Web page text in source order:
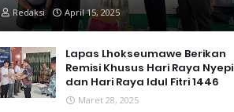
Redaksi April 15, 2025
Lapas Lhokseumawe Berikan
Remisi Khusus Hari Raya Nyepi
dan Hari Raya Idul Fitri 1446
Maret 28, 2025